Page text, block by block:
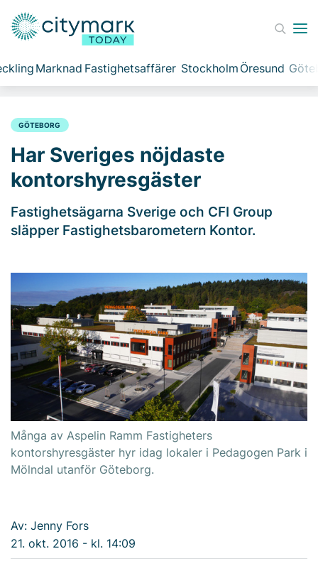
Marknad Fastighetsaffärer Stockholm Öresund
GÖTEBORG
Har Sveriges nöjdaste
kontorshyresgäster
Fastighetsägarna Sverige och CFI Group
släpper Fastighetsbarometern Kontor.
Många av Aspelin Ramm Fastigheters
kontorshyresgäster hyr idag lokaler i Pedagogen Park i
Mölndal utanför Göteborg.
Av: Jenny Fors
21. okt. 2016 - kl. 14:09